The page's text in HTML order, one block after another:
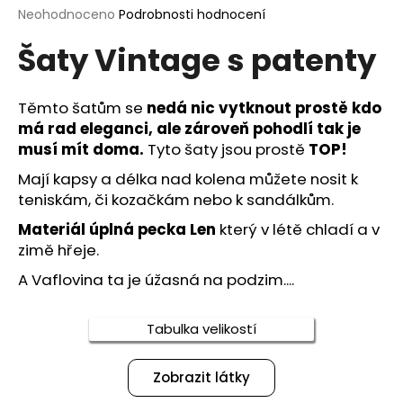
Průměrné
produktu
je
z
5
hvězdiček.
Neohodnoceno Podrobnosti hodnocení
Šaty Vintage s patenty
Těmto šatům se nedá nic vytknout prostě kdo
má rad eleganci, ale zároveň pohodlí tak je
musí mít doma. Tyto šaty jsou prostě TOP!
Mají kapsy a délka nad kolena můžete nosit k
teniskám, či kozačkám nebo k sandálkům.
Materiál úplná pecka Len který v létě chladí a v
zimě hřeje.
A Vaflovina ta je úžasná na podzim....
Tabulka velikostí
Zobrazit látky
a
j
í
?
HLEDAT
D